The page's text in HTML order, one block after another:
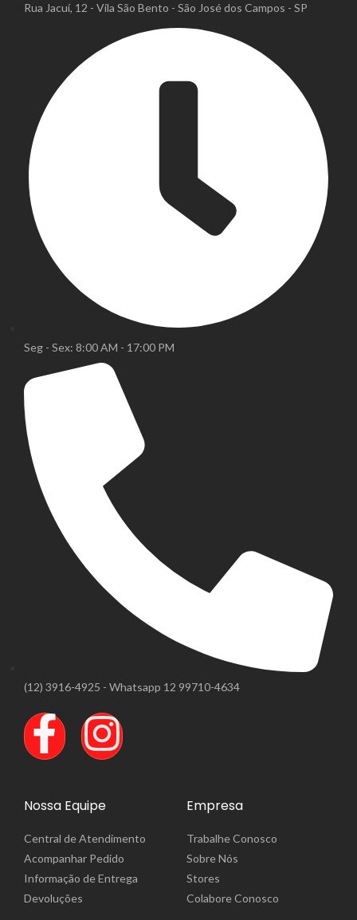
Rua Jacuí, 12 - Vila São Bento - São José dos Campos - SP
Seg - Sex: 8:00 AM - 17:00 PM
(12) 3916-4925 - Whatsapp 12 99710-4634
Nossa Equipe
Central de Atendimento
Acompanhar Pedido
Informação de Entrega
Devoluções
Empresa
Trabalhe Conosco
Sobre Nós
Stores
Colabore Conosco